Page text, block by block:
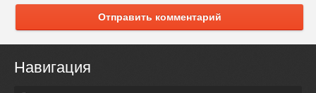
Отправить комментарий
Навигация